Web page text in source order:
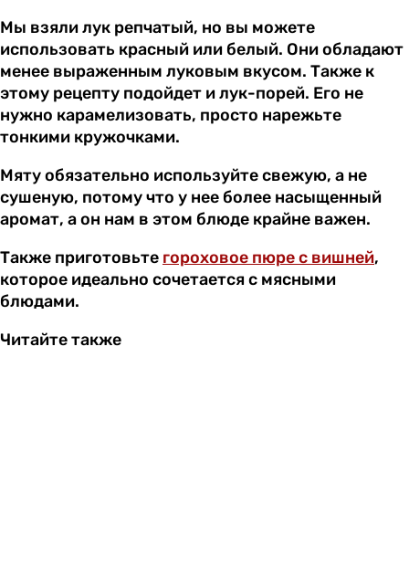
Мы взяли лук репчатый, но вы можете
использовать красный или белый. Они обладают
менее выраженным луковым вкусом. Также к
этому рецепту подойдет и лук-порей. Его не
нужно карамелизовать, просто нарежьте
тонкими кружочками.
Мяту обязательно используйте свежую, а не
сушеную, потому что у нее более насыщенный
аромат, а он нам в этом блюде крайне важен.
Также приготовьте гороховое пюре с вишней,
которое идеально сочетается с мясными
блюдами.
Читайте также